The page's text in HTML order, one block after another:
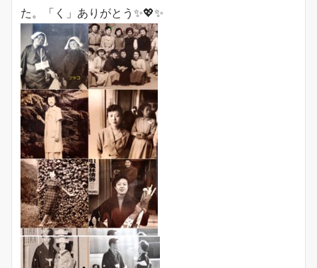
た。「く」ありがとう✨💖✨